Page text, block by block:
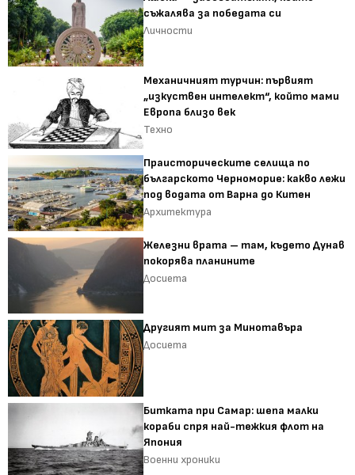
съжалява за победата си
Личности
Механичният турчин: първият
„изкуствен интелект“, който мами
Европа близо век
Техно
Праисторическите селища по
българското Черноморие: какво лежи
под водата от Варна до Китен
Архитектура
Железни врата – там, където Дунав
покорява планините
Досиета
Другият мит за Минотавъра
Досиета
Битката при Самар: шепа малки
кораби спря най-тежкия флот на
Япония
Военни хроники